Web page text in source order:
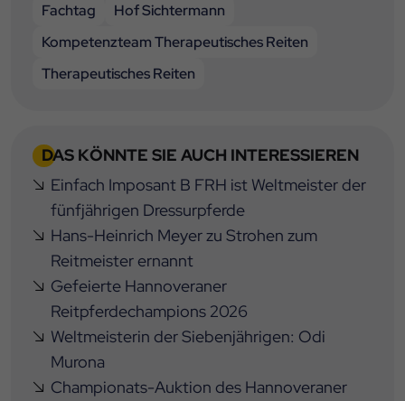
Fachtag
Hof Sichtermann
Kompetenzteam Therapeutisches Reiten
Therapeutisches Reiten
DAS KÖNNTE SIE AUCH INTERESSIEREN
Einfach Imposant B FRH ist Weltmeister der
fünfjährigen Dressurpferde
Hans-Heinrich Meyer zu Strohen zum
Reitmeister ernannt
Gefeierte Hannoveraner
Reitpferdechampions 2026
Weltmeisterin der Siebenjährigen: Odi
Murona
Championats-Auktion des Hannoveraner